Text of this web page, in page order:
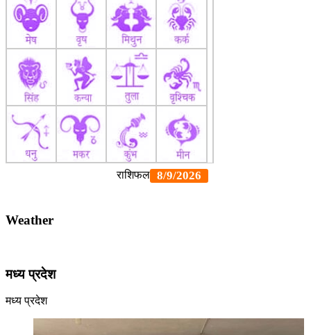
Weather
मध्य प्रदेश
मध्य प्रदेश